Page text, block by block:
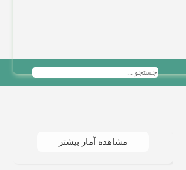
مشاهده آمار بیشتر